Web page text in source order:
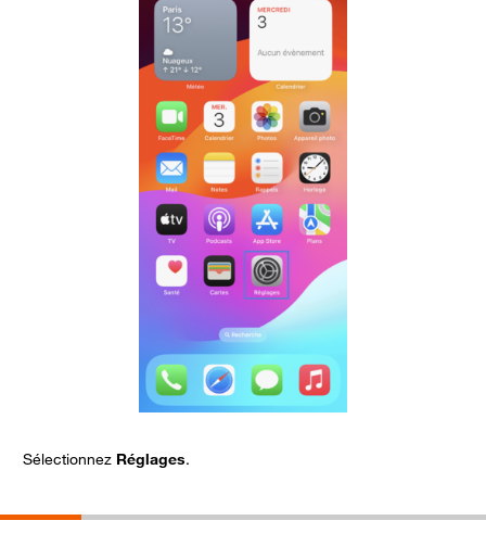
Sélectionnez Réglages.